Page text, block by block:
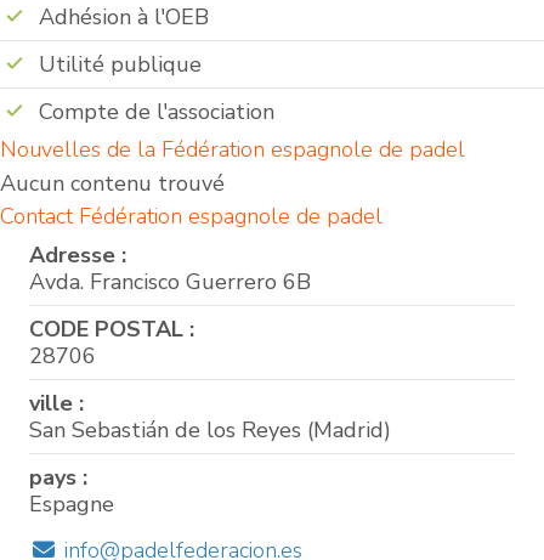
Adhésion à l'OEB
Utilité publique
Compte de l'association
Nouvelles de la Fédération espagnole de padel
Aucun contenu trouvé
Contact Fédération espagnole de padel
Adresse :
Avda. Francisco Guerrero 6B
CODE POSTAL :
28706
ville :
San Sebastián de los Reyes (Madrid)
pays :
Espagne
info@padelfederacion.es